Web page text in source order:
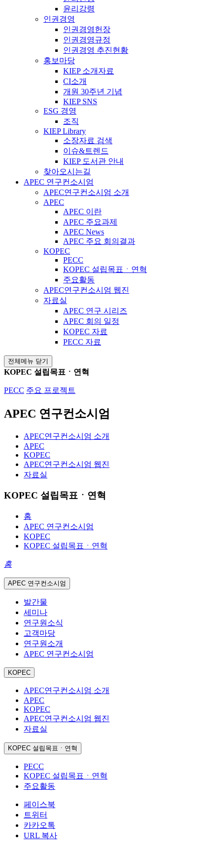
윤리강령
인권경영
인권경영헌장
인권경영규정
인권경영 추진현황
홍보마당
KIEP 소개자료
CI소개
개원 30주년 기념
KIEP SNS
ESG 경영
조직
KIEP Library
소장자료 검색
이슈&트렌드
KIEP 도서관 안내
찾아오시는길
APEC 연구컨소시엄
APEC연구컨소시엄 소개
APEC
APEC 이란
APEC 주요과제
APEC News
APEC 주요 회의결과
KOPEC
PECC
KOPEC 설립목표ㆍ연혁
주요활동
APEC연구컨소시엄 웹진
자료실
APEC 연구 시리즈
APEC 회의 일정
KOPEC 자료
PECC 자료
전체메뉴 닫기
KOPEC 설립목표ㆍ연혁
PECC 주요 프로젝트
APEC 연구컨소시엄
APEC연구컨소시엄 소개
APEC
KOPEC
APEC연구컨소시엄 웹진
자료실
KOPEC 설립목표ㆍ연혁
홈
APEC 연구컨소시엄
KOPEC
KOPEC 설립목표ㆍ연혁
홈
APEC 연구컨소시엄
발간물
세미나
연구원소식
고객마당
연구원소개
APEC 연구컨소시엄
KOPEC
APEC연구컨소시엄 소개
APEC
KOPEC
APEC연구컨소시엄 웹진
자료실
KOPEC 설립목표ㆍ연혁
PECC
KOPEC 설립목표ㆍ연혁
주요활동
페이스북
트위터
카카오톡
URL 복사